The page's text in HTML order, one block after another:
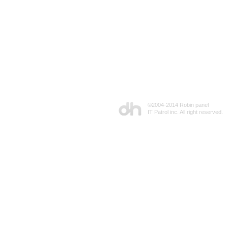
©2004-2014 Robin panel
IT Patrol inc. All right reserved.